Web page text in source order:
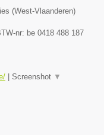
(West-Vlaanderen)
nr: be 0418 488 187
Screenshot ▼